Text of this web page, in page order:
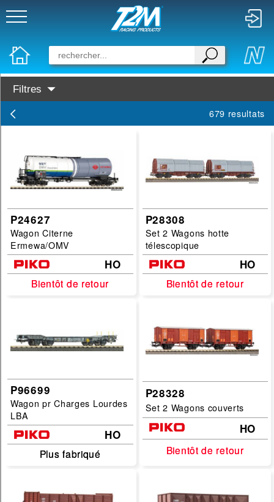
Filtres
Marques :
Categories :
wagon
Echelles :
HO
TT
filtrer
679 resultats
P24627
Wagon Citerne
Ermewa/OMV
HO
Bientôt de retour
Bientôt de retour
P28308
Set 2 Wagons hotte
télescopique
HO
Bientôt de retour
Bientôt de retour
P96699
Wagon pr Charges Lourdes
LBA
HO
Plus fabriqué
Plus fabriqué
P28328
Set 2 Wagons couverts
HO
Bientôt de retour
Bientôt de retour